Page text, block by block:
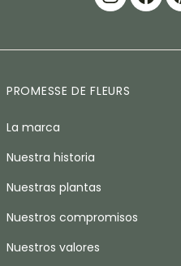
PROMESSE DE FLEURS
La marca
Nuestra historia
Nuestras plantas
Nuestros compromisos
Nuestros valores